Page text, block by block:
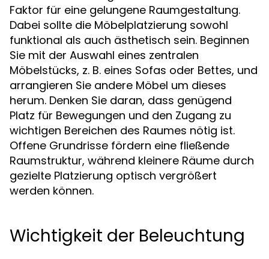
Faktor für eine gelungene Raumgestaltung.
Dabei sollte die Möbelplatzierung sowohl
funktional als auch ästhetisch sein. Beginnen
Sie mit der Auswahl eines zentralen
Möbelstücks, z. B. eines Sofas oder Bettes, und
arrangieren Sie andere Möbel um dieses
herum. Denken Sie daran, dass genügend
Platz für Bewegungen und den Zugang zu
wichtigen Bereichen des Raumes nötig ist.
Offene Grundrisse fördern eine fließende
Raumstruktur, während kleinere Räume durch
gezielte Platzierung optisch vergrößert
werden können.
Wichtigkeit der Beleuchtung